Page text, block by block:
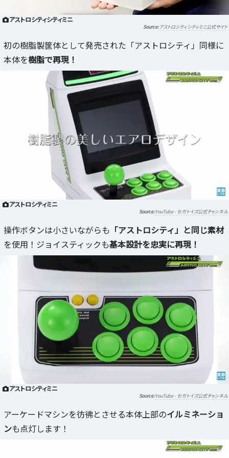
アストロシティシティミニ
アストロシティシティミニ公式サイト
初の樹脂製筐体として発売された「アストロシティ」同様に
本体を樹脂で再現！
アストロシティミニ
YouTube - セガトイズ公式チャンネル
操作ボタンは小さいながらも 「アストロシティ」と同じ素材
を使用！ジョイスティックも基本設計を忠実に再現！
アストロシティミニ
YouTube - セガトイズ公式チャンネル
アーケードマシンを彷彿とさせる本体上部のイルミネーショ
ンも点灯します！